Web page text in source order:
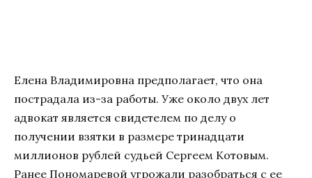
Елена Владимировна предполагает, что она
пострадала из-за работы. Уже около двух лет
адвокат является свидетелем по делу о
получении взятки в размере тринадцати
миллионов рублей судьей Сергеем Котовым.
Ранее Пономаревой угрожали разобраться с ее